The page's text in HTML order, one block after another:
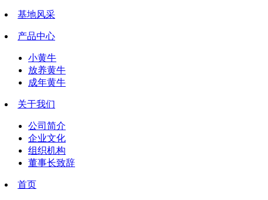
基地风采
产品中心
小黄牛
放养黄牛
成年黄牛
关于我们
公司简介
企业文化
组织机构
董事长致辞
首页